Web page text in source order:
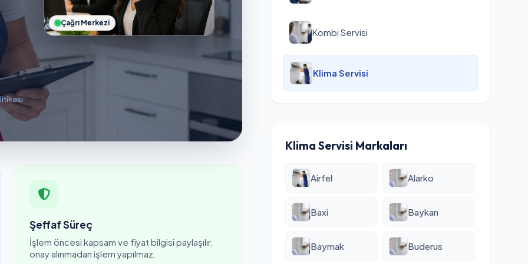
·
Çağrı Merkezi
Şeffaf Süreç
İşlem öncesi kapsam ve fiyat bilgisi paylaşılır,
onay alınmadan işlem yapılmaz.
Kombi Servisi
Klima Servisi
Klima Servisi Markaları
Airfel Alarko
Baxi Baykan
Baymak Buderus